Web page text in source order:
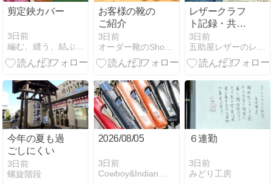
剪定鋏カバー
3日前
お客様の靴の
ご紹介
3日前
レザークラフ
ト記録・共有
で楽しむ 作品
の完成時に記
念撮影
3日前
今年の夏も過
ごしにくい
3日前
螺旋階段
2026/08/05
3日前
Cowboy&Indian『ＰＩＮＥ ＦＩＥＬＤ』
６連勤
3日前
みどり工房